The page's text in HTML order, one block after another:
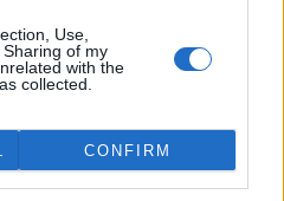
Use,
of my
with the
collected.
CONFIRM
názory, komentáře a postřehy. Tím,
se ale zároveň zavazujete
příspěvěk
PO PŘIHLÁŠENÍ